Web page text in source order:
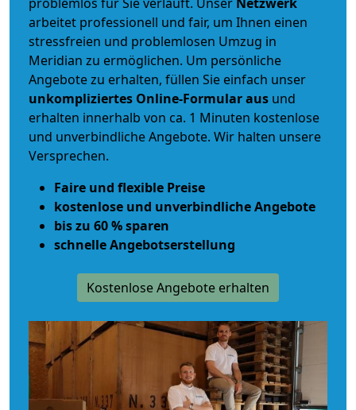
arbeitet professionell und fair, um Ihnen einen
stressfreien und problemlosen Umzug in
Meridian zu ermöglichen. Um persönliche
Angebote zu erhalten, füllen Sie einfach unser
unkompliziertes Online-Formular aus und
erhalten innerhalb von ca. 1 Minuten kostenlose
und unverbindliche Angebote. Wir halten unsere
Versprechen.
Faire und flexible Preise
kostenlose und unverbindliche Angebote
bis zu 60 % sparen
schnelle Angebotserstellung
Kostenlose Angebote erhalten